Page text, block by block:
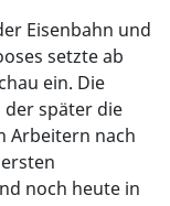
Eisenbahn und
setzte ab
ein. Die
der später die
Arbeitern nach
noch heute in